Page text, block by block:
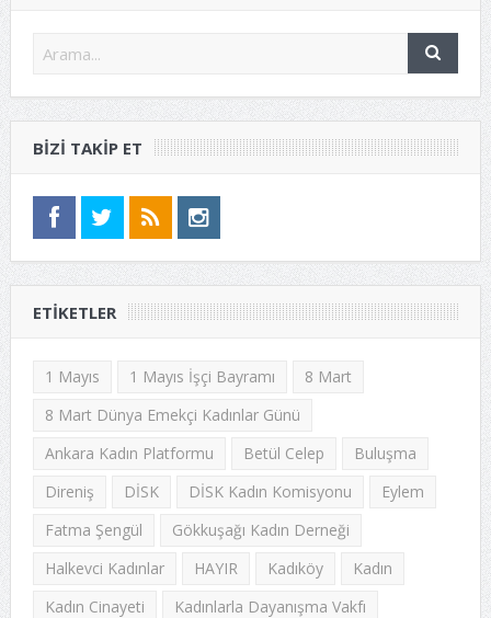
BIZI TAKIP ET
ETIKETLER
1 Mayıs 1 Mayıs İşçi Bayramı
8 Mart
8 Mart Dünya Emekçi Kadınlar Günü
Ankara Kadın Platformu
Betül Celep
Buluşma
Direniş
DİSK DİSK Kadın Komisyonu
Eylem
Fatma Şengül
Gökkuşağı Kadın Derneği
Halkevci Kadınlar
HAYIR Kadıköy
Kadın
Kadın Cinayeti
Kadınlarla Dayanışma Vakfı